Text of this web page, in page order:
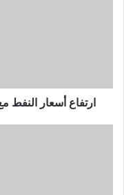
ارتفاع أسعار النفط